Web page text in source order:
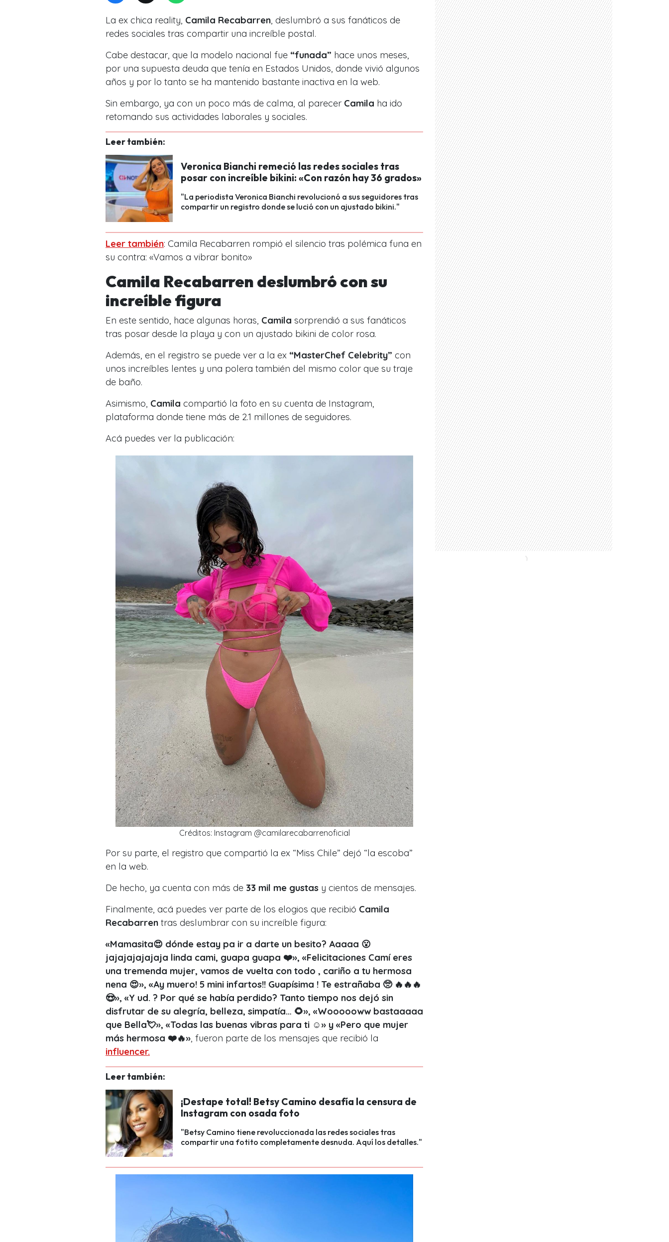
La ex chica reality, Camila Recabarren , deslumbró a sus fanáticos de
redes sociales tras compartir una increíble postal.
Cabe destacar, que la modelo nacional fue “funada” hace unos meses,
por una supuesta deuda que tenía en Estados Unidos, donde vivió algunos
años y por lo tanto se ha mantenido bastante inactiva en la web.
Sin embargo, ya con un poco más de calma, al parecer Camila ha ido
retomando sus actividades laborales y sociales.
Leer también:
Veronica Bianchi remeció las redes sociales tras
posar con increíble bikini: «Con razón hay 36 grados»
"La periodista Veronica Bianchi revolucionó a sus seguidores tras
compartir un registro donde se lució con un ajustado bikini."
Leer también: Camila Recabarren rompió el silencio tras polémica funa en
su contra: «Vamos a vibrar bonito»
Camila Recabarren deslumbró con su
increíble figura
En este sentido, hace algunas horas, Camila sorprendió a sus fanáticos
tras posar desde la playa y con un ajustado bikini de color rosa.
Además, en el registro se puede ver a la ex “MasterChef Celebrity” con
unos increíbles lentes y una polera también del mismo color que su traje
de baño.
Asimismo, Camila compartió la foto en su cuenta de Instagram,
plataforma donde tiene más de 2.1 millones de seguidores.
Acá puedes ver la publicación:
Créditos: Instagram @camilarecabarrenoficial
Por su parte, el registro que compartió la ex “Miss Chile” dejó “la escoba”
en la web.
De hecho, ya cuenta con más de 33 mil me gustas y cientos de mensajes.
Finalmente, acá puedes ver parte de los elogios que recibió Camila
Recabarren tras deslumbrar con su increíble figura:
«Mamasita😍 dónde estay pa ir a darte un besito? Aaaaa 😮
jajajajajajaja linda cami, guapa guapa ❤️», «Felicitaciones Camí eres
una tremenda mujer, vamos de vuelta con todo , cariño a tu hermosa
nena 😍», «Ay muero! 5 mini infartos!! Guapísima ! Te estrañaba 🥺 🔥🔥🔥
😍», «Y ud. ? Por qué se había perdido? Tanto tiempo nos dejó sin
disfrutar de su alegría, belleza, simpatía… 🌻», «Woooooww bastaaaaa
que Bella💘», «Todas las buenas vibras para ti ☺️» y «Pero que mujer
más hermosa ❤️🔥», fueron parte de los mensajes que recibió la
influencer.
Leer también:
¡Destape total! Betsy Camino desafía la censura de
Instagram con osada foto
"Betsy Camino tiene revoluccionada las redes sociales tras
compartir una fotito completamente desnuda. Aquí los detalles."